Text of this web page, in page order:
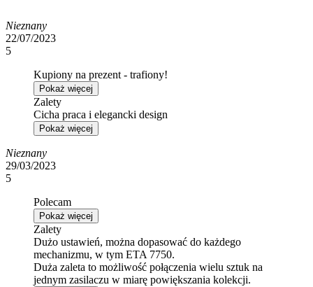
Nieznany
22/07/2023
5
Kupiony na prezent - trafiony!
Pokaż więcej
Zalety
Cicha praca i elegancki design
Pokaż więcej
Nieznany
29/03/2023
5
Polecam
Pokaż więcej
Zalety
Dużo ustawień, można dopasować do każdego
mechanizmu, w tym ETA 7750.
Duża zaleta to możliwość połączenia wielu sztuk na
jednym zasilaczu w miarę powiększania kolekcji.